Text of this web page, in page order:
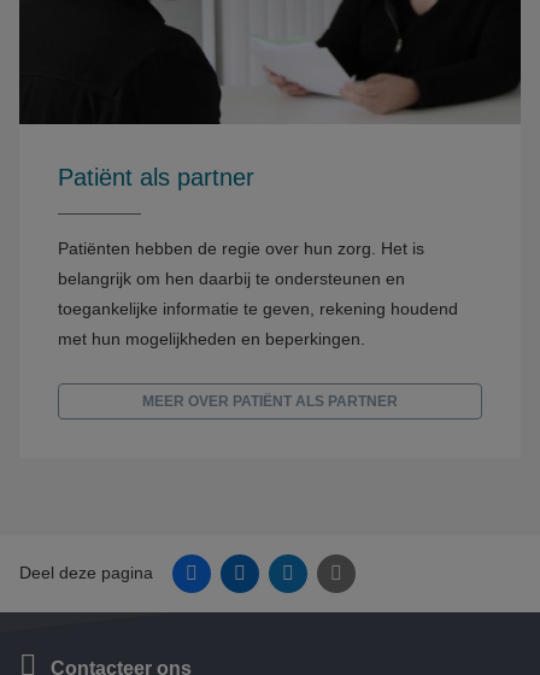
Patiënt als partner
Patiënten hebben de regie over hun zorg. Het is
belangrijk om hen daarbij te ondersteunen en
toegankelijke informatie te geven, rekening houdend
met hun mogelijkheden en beperkingen.
MEER OVER PATIËNT ALS PARTNER
Deel deze pagina FacebookLinkedinTwitter E-mail
Contacteer ons